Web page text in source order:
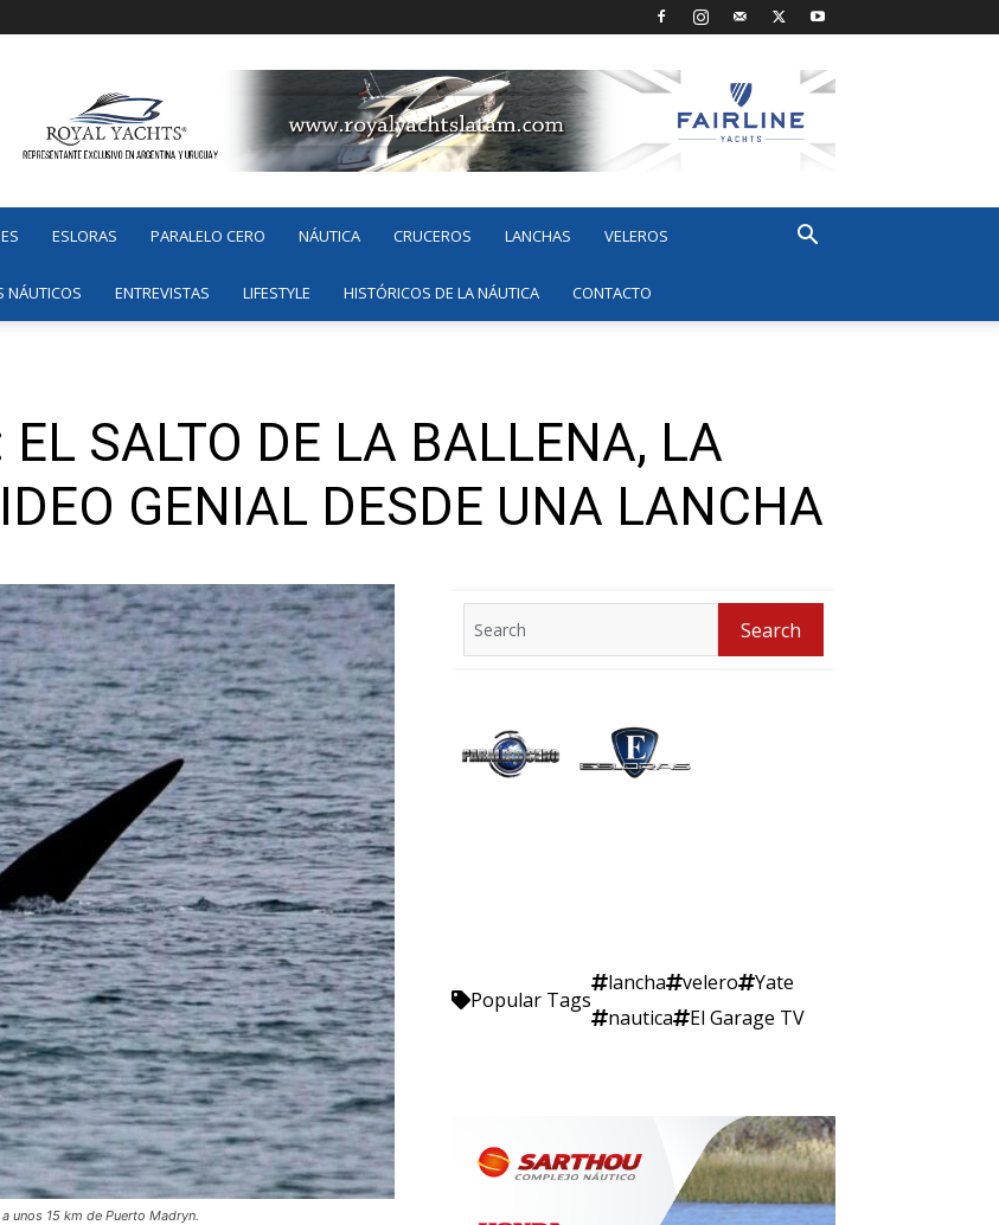
ESLORAS PARALELO CERO NÁUTICA CRUCEROS LANCHAS VELEROS
NÁUTICOS ENTREVISTAS LIFESTYLE HISTÓRICOS DE LA NÁUTICA CONTACTO
EL SALTO DE LA BALLENA, LA
GENIAL DESDE UNA LANCHA
unos 15 km de Puerto Madryn.
for:
Search
Popular Tags
lancha velero
Yate
nautica
El Garage TV